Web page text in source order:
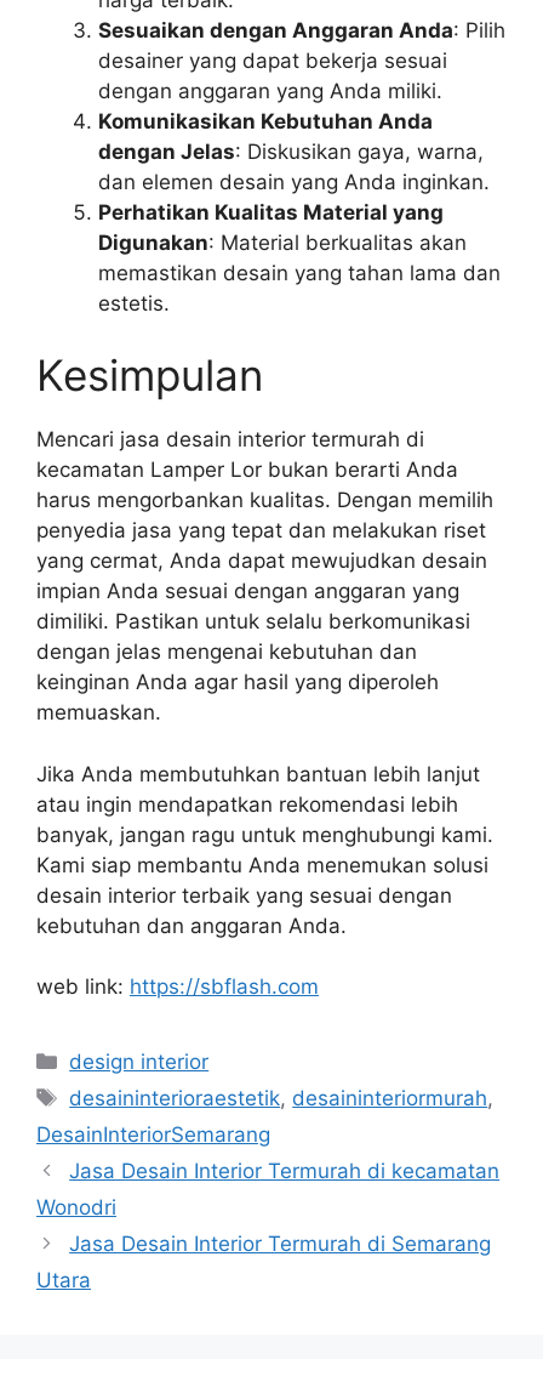
Sesuaikan dengan Anggaran Anda: Pilih
desainer yang dapat bekerja sesuai
dengan anggaran yang Anda miliki.
Komunikasikan Kebutuhan Anda
dengan Jelas: Diskusikan gaya, warna,
dan elemen desain yang Anda inginkan.
Perhatikan Kualitas Material yang
Digunakan: Material berkualitas akan
memastikan desain yang tahan lama dan
estetis.​
Kesimpulan
Mencari jasa desain interior termurah di
kecamatan Lamper Lor bukan berarti Anda
harus mengorbankan kualitas. Dengan memilih
penyedia jasa yang tepat dan melakukan riset
yang cermat, Anda dapat mewujudkan desain
impian Anda sesuai dengan anggaran yang
dimiliki. Pastikan untuk selalu berkomunikasi
dengan jelas mengenai kebutuhan dan
keinginan Anda agar hasil yang diperoleh
memuaskan.​
Jika Anda membutuhkan bantuan lebih lanjut
atau ingin mendapatkan rekomendasi lebih
banyak, jangan ragu untuk menghubungi kami.
Kami siap membantu Anda menemukan solusi
desain interior terbaik yang sesuai dengan
kebutuhan dan anggaran Anda.
web link: https://sbflash.com
Categories
design interior
Tags
desaininterioraestetik, desaininteriormurah,
DesainInteriorSemarang
Jasa Desain Interior Termurah di kecamatan
Wonodri
Jasa Desain Interior Termurah di Semarang
Utara